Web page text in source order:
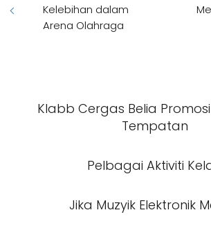
Kelebihan dalam
Arena Olahraga
Klabb Cergas Belia
Tempatan
Pelbagai Aktiviti
Jika Muzyik Elektronik